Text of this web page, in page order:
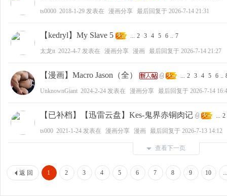
ts0000 2018-1-29 发表在 漫画分享 最后回复于 2026-7-14 21:31
【kedryl】My Slave 5 ... 2 3 4 5 6 .. 7
太龙tt 2022-4-7 发表在 漫画分享 漫画 最后回复于 2026-7-14 21:27
【漫画】Macro Jason（全） ... 2 3 4 5 6 ..
UnknownGiant 2024-2-24 发表在 漫画分享 最后回复于 2026-7-14
【已补档】【迅雷云盘】Kes-鬼界赤铜肉记 ... 2
ts000 2021-1-24 发表在 漫画分享 漫画 最后回复于 2026-7-13 14:12
查看下一页
返 回 1 2 3 4 5 6 7 8 9 10